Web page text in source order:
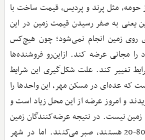
حومه، مثل پرند و پردیس، قیمت ساخت با
یعنی به صفر رسیدن قیمت زمین در این
روی زمین انجام نمی‌شود؛ چون هیچ‌کس
مجانی عرضه کند. از‌این‌رو فروشنده‌ها
تغییر کند. علت شکل‌گیری این شرایط
که عده‌ای در مسکن مهر، این واحدها را
و امروز عرضه از این محل زیاد است و
زمین نیست. در نتیجه عرضه‌کنندگان زمین
که به‌دنبال مشارکت 80-20 هستند، صبر می‌کنند. اما در شهر